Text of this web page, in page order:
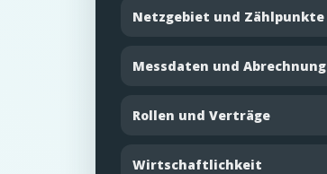
Netzgebiet und Zählpunkte
Messdaten und Abrechnung
Rollen und Verträge
Wirtschaftlichkeit